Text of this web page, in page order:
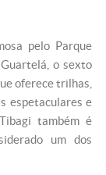
pelo Parque
o sexto
oferece trilhas,
espetaculares e
também é
um dos